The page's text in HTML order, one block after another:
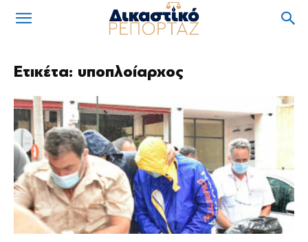
Ετικέτα: υποπλοίαρχος